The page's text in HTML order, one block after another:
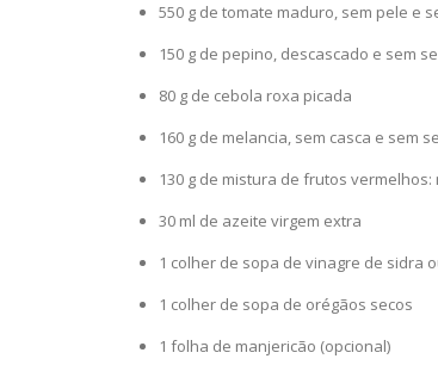
550 g de tomate maduro, sem pele e
150 g de pepino, descascado e sem
80 g de cebola roxa picada
160 g de melancia, sem casca e sem
130 g de mistura de frutos
30 ml de azeite virgem extra
1 colher de sopa de vinagre de sidra
1 colher de sopa de orégãos secos
1 folha de manjericão (opcional)